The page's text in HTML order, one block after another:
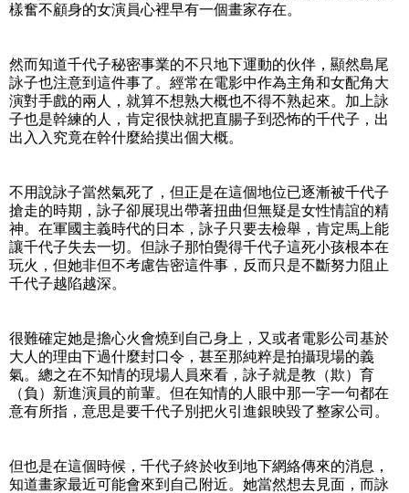
樣奮不顧身的女演員心裡早有一個畫家存在。
然而知道千代子秘密事業的不只地下運動的伙伴，顯然島尾
詠子也注意到這件事了。經常在電影中作為主角和女配角大
演對手戲的兩人，就算不想熟大概也不得不熟起來。加上詠
子也是幹練的人，肯定很快就把直腸子到恐怖的千代子，出
出入入究竟在幹什麼給摸出個大概。
不用說詠子當然氣死了，但正是在這個地位已逐漸被千代子
搶走的時期，詠子卻展現出帶著扭曲但無疑是女性情誼的精
神。在軍國主義時代的日本，詠子只要去檢舉，肯定馬上能
讓千代子失去一切。但詠子那怕覺得千代子這死小孩根本在
玩火，但她非但不考慮告密這件事，反而只是不斷努力阻止
千代子越陷越深。
很難確定她是擔心火會燒到自己身上，又或者電影公司基於
大人的理由下過什麼封口令，甚至那純粹是拍攝現場的義
氣。總之在不知情的現場人員來看，詠子就是教（欺）育
（負）新進演員的前輩。但在知情的人眼中那一字一句都在
意有所指，意思是要千代子別把火引進銀映毀了整家公司。
但也是在這個時候，千代子終於收到地下網絡傳來的消息，
知道畫家最近可能會來到自己附近。她當然想去見面，而詠